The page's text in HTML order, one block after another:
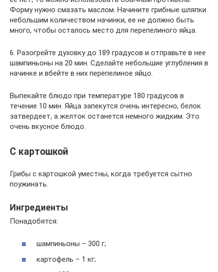
Форму нужно смазать маслом. Начините грибные шляпки
небольшим количеством начинки, ее не должно быть
много, чтобы осталось место для перепелиного яйца.
6. Разогрейте духовку до 189 градусов и отправьте в нее
шампиньоны на 20 мин. Сделайте небольшие углубления в
начинке и вбейте в них перепелиное яйцо.
Выпекайте блюдо при температуре 180 градусов в
течение 10 мин. Яйца запекутся очень интересно, белок
затвердеет, а желток останется немного жидким. Это
очень вкусное блюдо.
С картошкой
Грибы с картошкой уместны, когда требуется сытно
поужинать.
Ингредиенты
Понадобятся:
шампиньоны – 300 г;
картофель – 1 кг;